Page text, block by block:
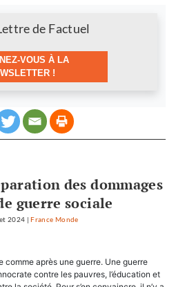
de Factuel
VOUS À LA
!
des dommages
guerre sociale
2024 |France Monde
comme après une guerre. Une guerre
contre les pauvres, l’éducation et